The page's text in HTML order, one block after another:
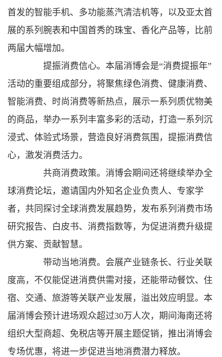
首发的智能手机、多功能蒸汽清洁机等，以及亚太首
展的系列腕表和中国首秀的珠宝、香化产品等，比前
两届大幅增加。
提振消费信心。本届消博会是“消费提振年”
活动的重要组成部分，将聚焦绿色消费、健康消费、
智能消费、时尚消费等新热点，展示一系列质优物美
的商品，举办一系列丰富多彩的活动，打造一系列沉
浸式、体验式场景，营造良好消费氛围，提振消费信
心，激发消费活力。
共商消费政策。消博会期间还将继续举办全
球消费论坛，邀请国内外知名企业负责人、专家学
者，共同探讨全球消费发展趋势，发布系列消费市场
研究报告、白皮书、消费指数等，为促进消费升级提
供方案、贡献智慧。
带动当地消费。会展产业链条长、行业关联
度高，不仅能促进消费供需对接，还能带动餐饮、住
宿、交通、旅游等关联产业发展，溢出效应明显。本
届消博会预计进场观众超过30万人次，期间海南还将
组织大型商超、免税店等开展主题促销，推出消博会
专场优惠，将进一步促进当地消费潜力释放。